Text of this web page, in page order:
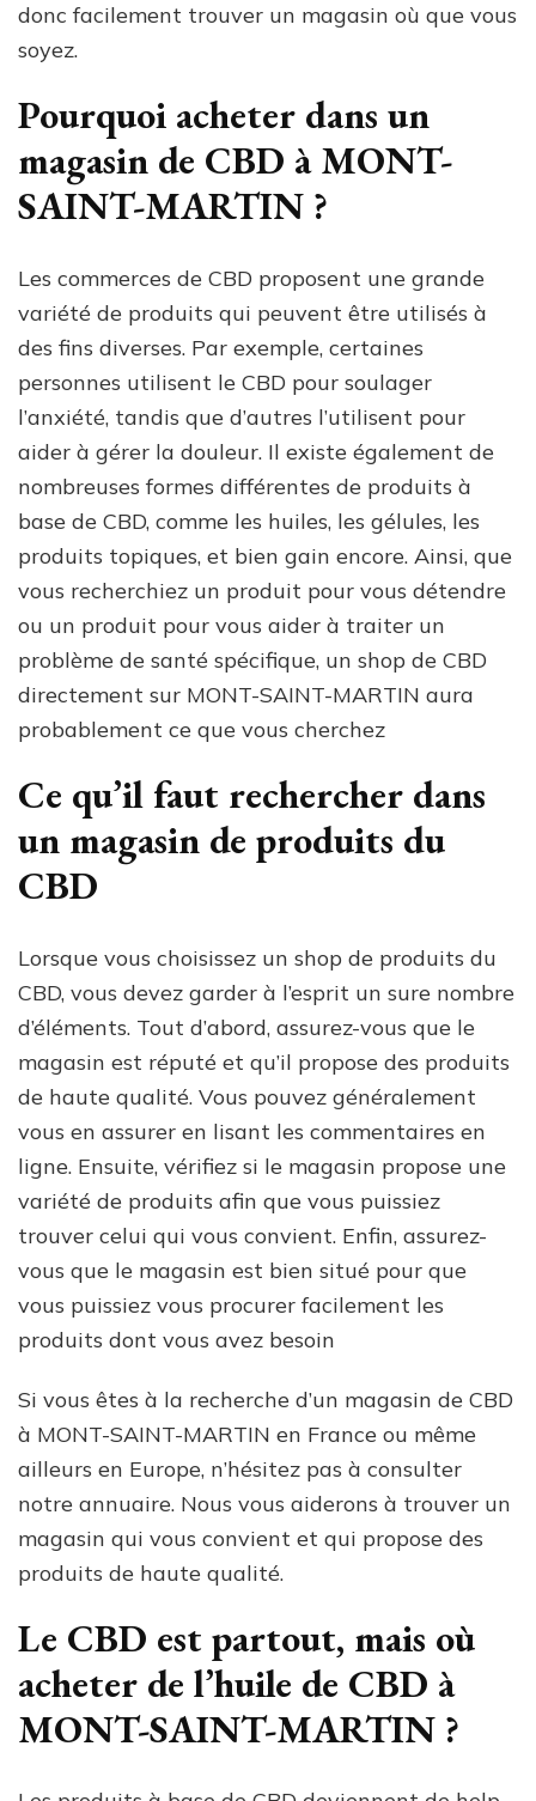
donc facilement trouver un magasin où que vous
soyez.
Pourquoi acheter dans un
magasin de CBD à MONT-
SAINT-MARTIN ?
Les commerces de CBD proposent une grande
variété de produits qui peuvent être utilisés à
des fins diverses. Par exemple, certaines
personnes utilisent le CBD pour soulager
l’anxiété, tandis que d’autres l’utilisent pour
aider à gérer la douleur. Il existe également de
nombreuses formes différentes de produits à
base de CBD, comme les huiles, les gélules, les
produits topiques, et bien gain encore. Ainsi, que
vous recherchiez un produit pour vous détendre
ou un produit pour vous aider à traiter un
problème de santé spécifique, un shop de CBD
directement sur MONT-SAINT-MARTIN aura
probablement ce que vous cherchez
Ce qu’il faut rechercher dans
un magasin de produits du
CBD
Lorsque vous choisissez un shop de produits du
CBD, vous devez garder à l’esprit un sure nombre
d’éléments. Tout d’abord, assurez-vous que le
magasin est réputé et qu’il propose des produits
de haute qualité. Vous pouvez généralement
vous en assurer en lisant les commentaires en
ligne. Ensuite, vérifiez si le magasin propose une
variété de produits afin que vous puissiez
trouver celui qui vous convient. Enfin, assurez-
vous que le magasin est bien situé pour que
vous puissiez vous procurer facilement les
produits dont vous avez besoin
Si vous êtes à la recherche d’un magasin de CBD
à MONT-SAINT-MARTIN en France ou même
ailleurs en Europe, n’hésitez pas à consulter
notre annuaire. Nous vous aiderons à trouver un
magasin qui vous convient et qui propose des
produits de haute qualité.
Le CBD est partout, mais où
acheter de l’huile de CBD à
MONT-SAINT-MARTIN ?